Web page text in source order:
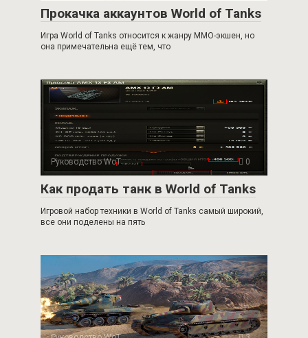
Прокачка аккаунтов World of Tanks
Игра World of Tanks относится к жанру ММО-экшен, но
она примечательна ещё тем, что
Руководство WoT 0
Как продать танк в World of Tanks
Игровой набор техники в World of Tanks самый широкий,
все они поделены на пять